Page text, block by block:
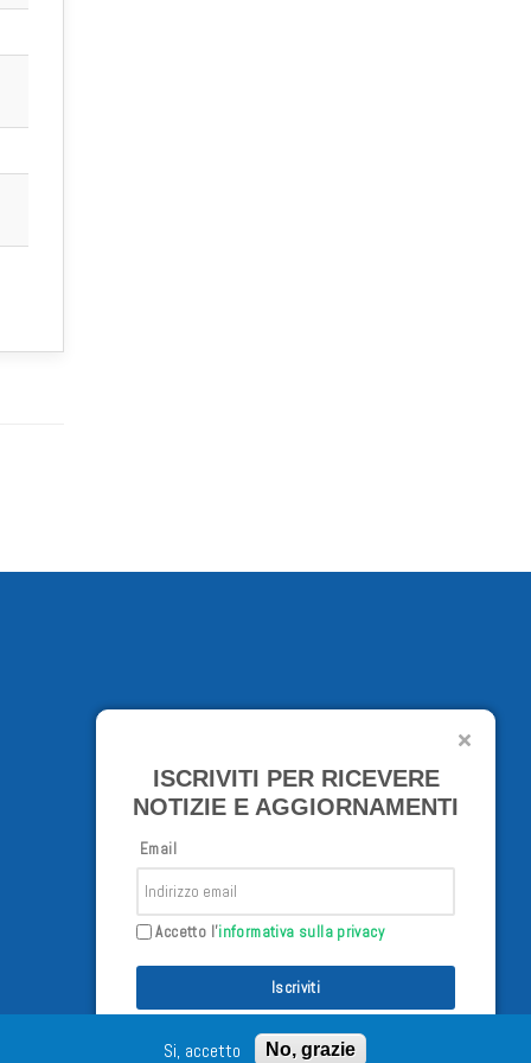
ISCRIVITI PER RICEVERE
NOTIZIE E AGGIORNAMENTI
Email
Accetto l'informativa sulla privacy
Iscriviti
Si, accetto No, grazie